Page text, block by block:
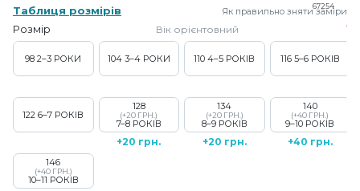
67254
Таблиця розмірів Як правильно зняти заміри
Розмір Вік орієнтовний
98 2–3 РОКИ 104 3–4 РОКИ 110 4–5 РОКІВ 116 5–6 РОКІВ
122 6–7 РОКІВ
128
(+20 ГРН.)
7–8 РОКІВ
+20 грн.
134
(+20 ГРН.)
8–9 РОКІВ
+20 грн.
140
(+40 ГРН.)
9–10 РОКІВ
+40 грн.
146
(+40 ГРН.)
10–11 РОКІВ